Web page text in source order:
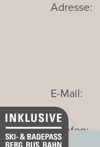
Adresse:
E-Mail:
Telefon: